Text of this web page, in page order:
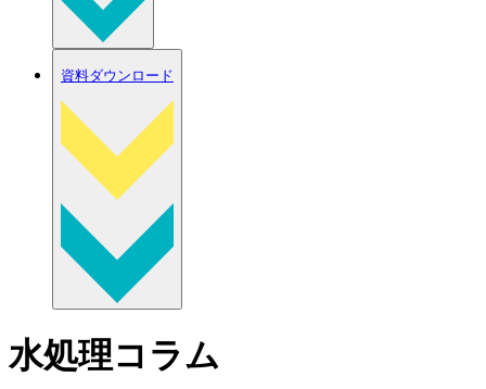
資料ダウンロード
水処理コラム